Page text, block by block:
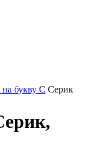
букву С Серик